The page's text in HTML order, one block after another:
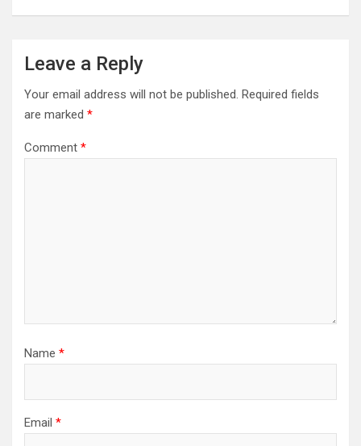
Leave a Reply
Your email address will not be published. Required fields
are marked *
Comment *
Name *
Email *